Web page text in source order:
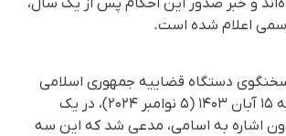
اعلام شده است.
دستگاه قضاییه جمهوری اسلامی
ایران، روز سه‌شنبه ۱۵ آبان ۱۴۰۳ (۵ نوامبر ۲۰۲۴)، در یک
اشاره به اسامی، مدعی شد که این سه